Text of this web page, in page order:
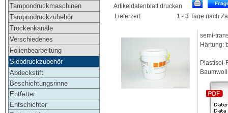
Tampondruckmaschinen
Tampondruckzubehör
Trockenkanäle
Verschiedenes
Folienbearbeitung
Siebdruckzubehör
Abdeckstift
Beschichtungsrinne
Entfetter
Entschichter
Artikeldatenblatt drucken
Lieferzeit:
1 - 3 Tage nach
semi-
Härtung:
Plastisol-